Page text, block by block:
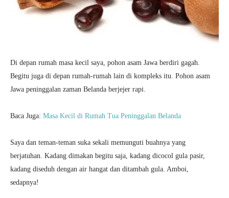
Di depan rumah masa kecil saya, pohon asam Jawa berdiri gagah.
Begitu juga di depan rumah-rumah lain di kompleks itu. Pohon asam
Jawa peninggalan zaman Belanda berjejer rapi.
Baca Juga: Masa Kecil di Rumah Tua Peninggalan Belanda
Saya dan teman-teman suka sekali memunguti buahnya yang
berjatuhan. Kadang dimakan begitu saja, kadang dicocol gula pasir,
kadang diseduh dengan air hangat dan ditambah gula. Amboi,
sedapnya!